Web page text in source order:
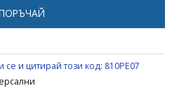
и цитирай този код: 810PE07